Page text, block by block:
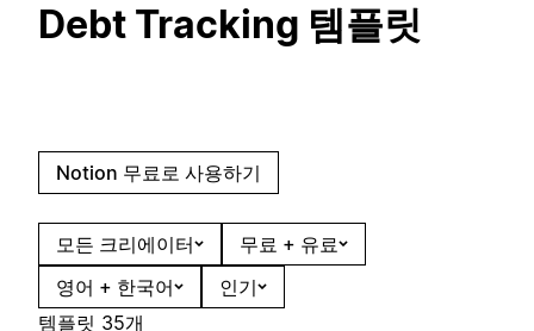
Debt Tracking 템플릿
Notion 무료로 사용하기
모든 크리에이터
무료 + 유료
영어 + 한국어
인기
템플릿 35개